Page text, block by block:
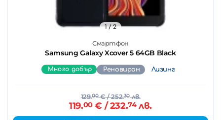
Смартфон
Samsung Galaxy Xcover 5 64GB Black
1/ 2
Много добър Реновиран Лизинг
129.00€/ 252.30лв.
119.00€ / 232.74лв.